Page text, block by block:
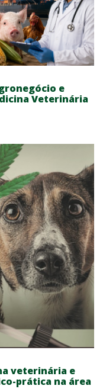
e
Veterinária
veterinária e
prática na área